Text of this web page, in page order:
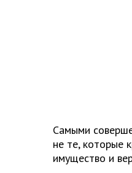
Самыми
не те, которые
имущество и